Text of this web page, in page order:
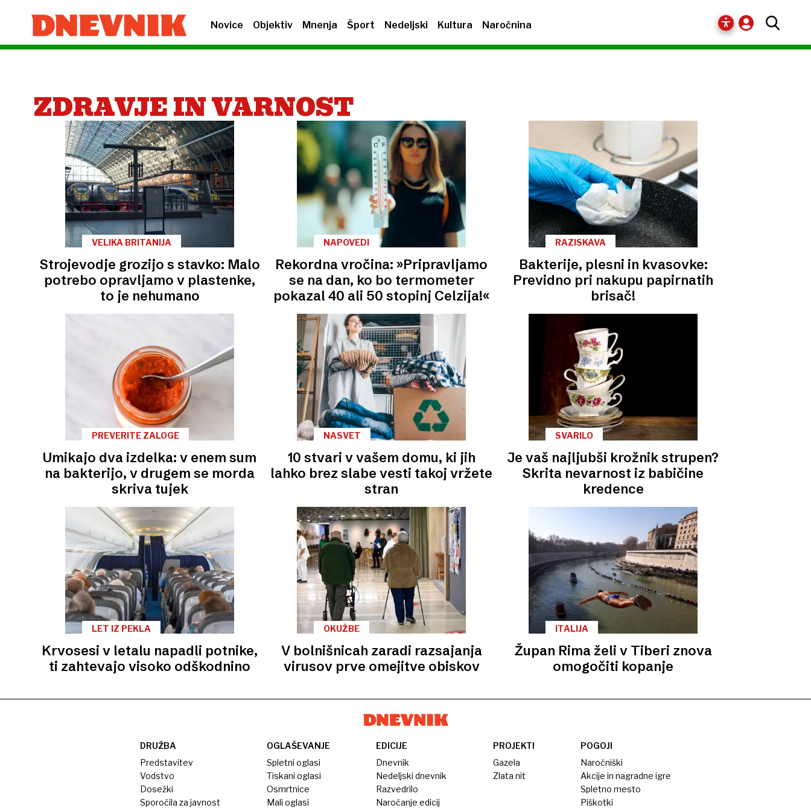
Novice Objektiv Mnenja Šport Nedeljski Kultura Naročnina
ZDRAVJE IN VARNOST
VELIKA BRITANIJA
Strojevodje grozijo s stavko: Malo
potrebo opravljamo v plastenke,
to je nehumano
NAPOVEDI
Rekordna vročina: »Pripravljamo
se na dan, ko bo termometer
pokazal 40 ali 50 stopinj Celzija!«
RAZISKAVA
Bakterije, plesni in kvasovke:
Previdno pri nakupu papirnatih
brisač!
PREVERITE ZALOGE
Umikajo dva izdelka: v enem sum
na bakterijo, v drugem se morda
skriva tujek
NASVET
10 stvari v vašem domu, ki jih
lahko brez slabe vesti takoj vržete
stran
SVARILO
Je vaš najljubši krožnik strupen?
Skrita nevarnost iz babičine
kredence
LET IZ PEKLA
Krvosesi v letalu napadli potnike,
ti zahtevajo visoko odškodnino
OKUŽBE
V bolnišnicah zaradi razsajanja
virusov prve omejitve obiskov
ITALIJA
Župan Rima želi v Tiberi znova
omogočiti kopanje
DRUŽBA
Predstavitev
Vodstvo
Dosežki
Sporočila za javnost
OGLAŠEVANJE
Spletni oglasi
Tiskani oglasi
Osmrtnice
Mali oglasi
EDICIJE
Dnevnik
Nedeljski dnevnik
Razvedrilo
Naročanje edicij
PROJEKTI
Gazela
Zlata nit
POGOJI
Naročniški
Akcije in nagradne igre
Spletno mesto
Piškotki